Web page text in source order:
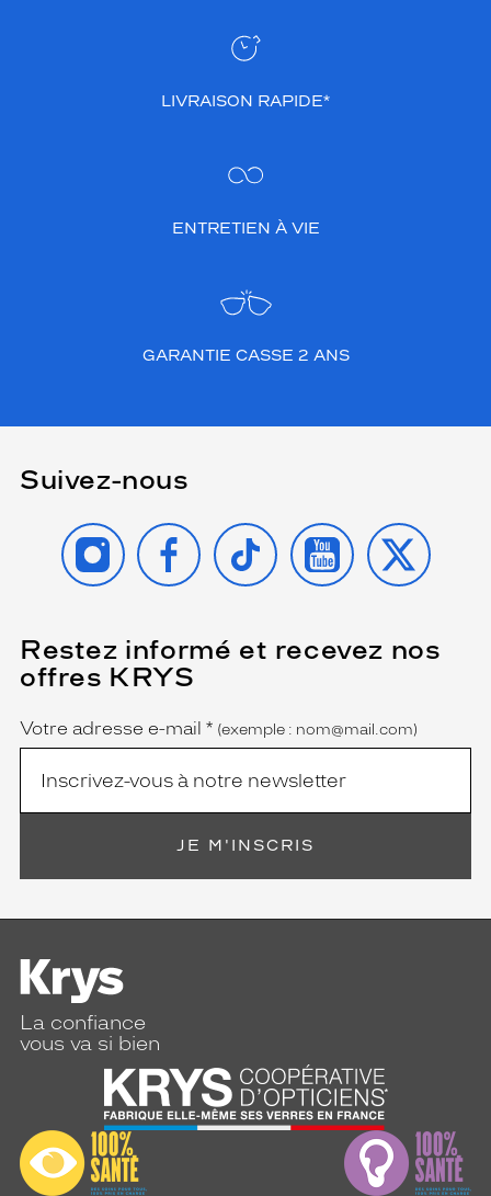
LIVRAISON RAPIDE*
ENTRETIEN À VIE
GARANTIE CASSE 2 ANS
Suivez-nous
INSTAGRAMFACEBOOK
TIKTOK YOUTUBE
X
Restez informé et recevez nos
offres KRYS
Name
Votre adresse e-mail *
(Ce
champ
est
obligatoire)
(exemple : nom@mail.com)
JE M'INSCRIS
La confiance
vous va si bien